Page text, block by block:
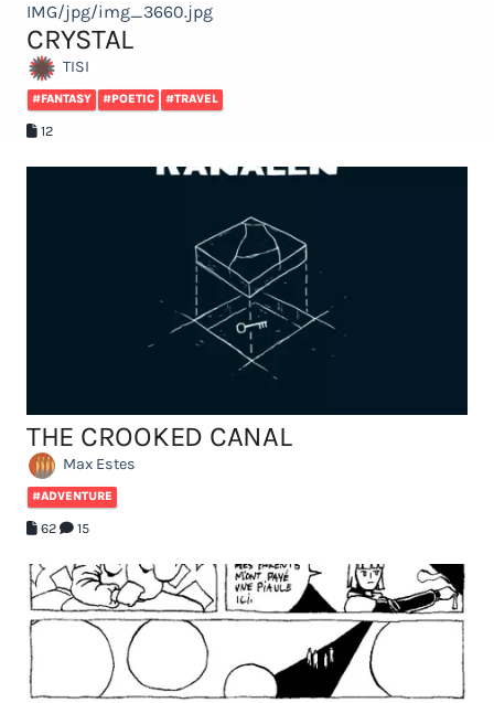
IMG/jpg/img_3660.jpg
CRYSTAL
TISI
#FANTASY #POETIC #TRAVEL
12
THE CROOKED CANAL
Max Estes
#ADVENTURE
62 15